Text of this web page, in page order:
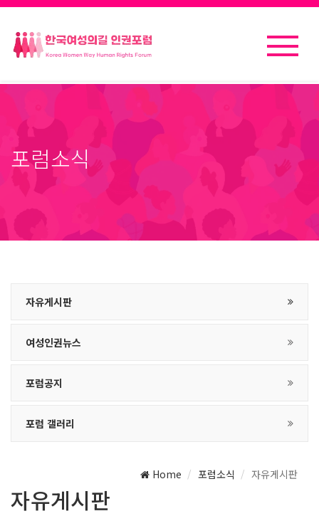
포럼소식
자유게시판
여성인권뉴스
포럼공지
포럼 갤러리
Home 포럼소식 자유게시판
자유게시판